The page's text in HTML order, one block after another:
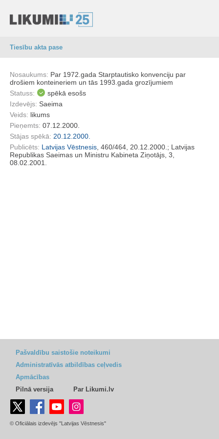
Tiesību akta pase
Nosaukums: Par 1972.gada Starptautisko konvenciju par
drošiem konteineriem un tās 1993.gada grozījumiem
Statuss:
spēkā esošs
Izdevējs: Saeima
Veids: likums
Pieņemts: 07.12.2000.
Stājas spēkā: 20.12.2000.
Publicēts: Latvijas Vēstnesis , 460/464, 20.12.2000.; Latvijas
Republikas Saeimas un Ministru Kabineta Ziņotājs, 3,
08.02.2001.
Pašvaldību saistošie noteikumi
Administratīvās atbildības ceļvedis
Apmācības
Pilnā versija
Par Likumi.lv
© Oficiālais izdevējs "Latvijas Vēstnesis"